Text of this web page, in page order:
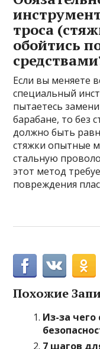
троса
обойтись
Если вы меняете
специальный
пытаетесь
барабане, то без
должно быть
стяжки опытные
стальную
этот метод
повреждения
Похожие
Из-за
7 шагов